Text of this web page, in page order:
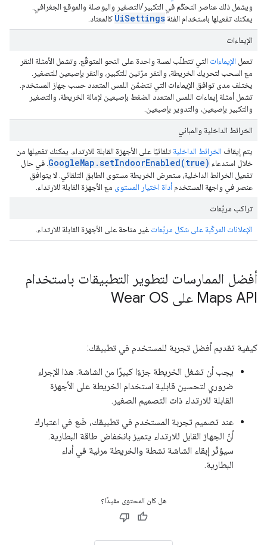
ويشمل ذلك عناصر التحكّم في التكبير/التصغير والبوصلة والموقع الجغرافي.
يمكنك تفعيلها باستخدام الفئة UiSettings كالمعتاد.
الإيماءات
تعمل الإيماءات التي تتطلّب لمسة واحدة على النحو المتوقّع. وتشمل الأمثلة النقر
مع السحب لتحريك الخريطة، والنقر مرّتين للتكبير، والنقر بإصبعين للتصغير.
يختلف مدى توافق الإيماءات التي تتضمّن اللمس المتعدد حسب جهاز المستخدم.
تشمل أمثلة إيماءات اللمس المتعدد الضغط بإصبعين لإمالة الخريطة، والتصغير
والتكبير بإصبعين، والتدوير بإصبعين.
الخرائط الداخلية والمباني
يتم إيقاف الخرائط الداخلية تلقائيًا على الأجهزة القابلة للارتداء. يمكنك تفعيلها من
خلال استدعاء GoogleMap.setIndoorEnabled(true) . في حال
تفعيل الخرائط الداخلية، ستعرض الخريطة مستوى الطابق التلقائي. لا يتوافق
عنصر في واجهة المستخدم أداة اختيار المستوى مع الأجهزة القابلة للارتداء.
تراكب مربّعات
الإعلانات المركّبة على شكل مربّعات غير متاحة على الأجهزة القابلة للارتداء.
أفضل الممارسات لتطوير التطبيقات باستخدام
Maps API على Wear OS
كيفية تقديم أفضل تجربة للمستخدم في تطبيقك:
يجب أن تشغل الخريطة جزءًا كبيرًا من الشاشة. هذا الإجراء
ضروري لتحسين قابلية استخدام الخريطة على الأجهزة
القابلة للارتداء ذات التصميم الصغير.
عند تصميم تجربة المستخدم في تطبيقك، ضَع في اعتبارك
أنّ الجهاز القابل للارتداء يتميز بانخفاض طاقة البطارية.
سيؤثّر إبقاء الشاشة نشطة والخريطة مرئية في أداء
البطارية.
هل كان المحتوى مفيدًا؟